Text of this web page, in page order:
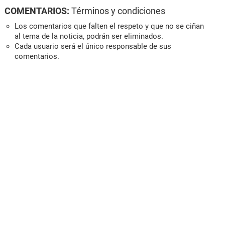
COMENTARIOS: Términos y condiciones
Los comentarios que falten el respeto y que no se ciñan
al tema de la noticia, podrán ser eliminados.
Cada usuario será el único responsable de sus
comentarios.